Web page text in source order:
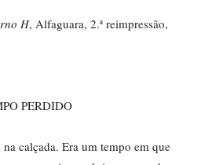
H, Alfaguara, 2.ª reimpressão,
PERDIDO
calçada. Era um tempo em que